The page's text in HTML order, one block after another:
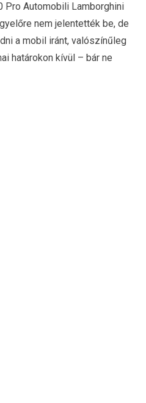
Pro Automobili Lamborghini
nem jelentették be, de
a mobil iránt, valószínűleg
határokon kívül – bár ne